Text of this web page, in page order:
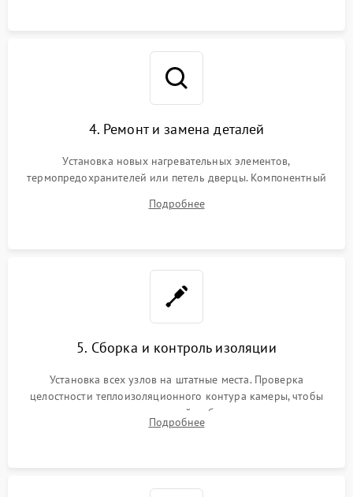
4. Ремонт и замена деталей
Установка новых нагревательных элементов,
термопредохранителей или петель дверцы. Компонентный
выгоревших реле, восстановление контактов и замена
Подробнее
5. Сборка и контроль изоляции
Установка всех узлов на штатные места. Проверка
целостности теплоизоляционного контура камеры, чтобы
исключить перегрев кухонной мебели и потерю тепла.
Надежная фиксация клемм и сборка корпуса шкафа.
Подробнее